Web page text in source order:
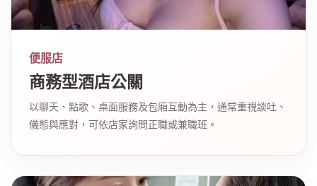
便服店
商務型酒店公關
以聊天、點歌、桌面服務及包廂互動為主，通常重視談吐、
儀態與應對，可依店家詢問正職或兼職班。